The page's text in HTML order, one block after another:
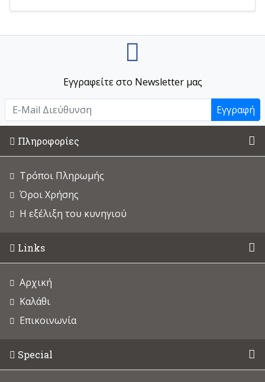
Εγγραφείτε στο Newsletter μας
Εγγραφή
Πληροφορίες
Τρόποι Πληρωμής
Όροι Χρήσης
Η εξέλιξη του κυνηγιού
Links
Αρχική
Καλάθι
Επικοινωνία
Special